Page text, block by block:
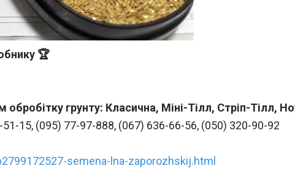
🏆
обробітку грунту: Класична, Міні-Тілл, Стріп-Тілл,
51-15, (095) 77-97-888, (067) 636-66-56, (050) 320-90-92
semena-lna-zaporozhskij.html